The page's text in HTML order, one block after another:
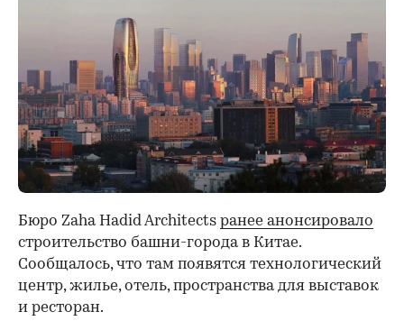
Бюро Zaha Hadid Architects ранее анонсировало
строительство башни-города в Китае.
Сообщалось, что там появятся технологический
центр, жилье, отель, пространства для выставок
и ресторан.